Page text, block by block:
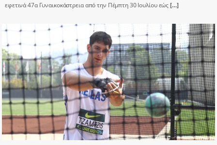
εφετινά 47α Γυναικοκάστρεια από την Πέμπτη 30 Ιουλίου εώς[…]